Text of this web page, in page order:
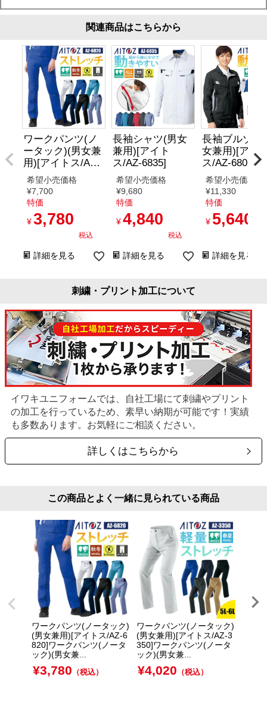
関連商品はこちらから
ワークパンツ(ノ
ータック)(男女兼
用)[アイトス/AZ-
6820]
希望小売価格
¥7,700
特価
¥3,780
税込
詳細を見る
長袖シャツ(男女
兼用)[アイト
ス/AZ-6835]
希望小売価格
¥9,680
特価
¥4,840
税込
詳細を見る
長袖ブルゾン
女兼用)[アイ
ス/AZ-6801]
希望小売価格
¥11,330
特価
¥ 5,640
詳細を見る
刺繍・プリント加工について
イワキユニフォームでは、自社工場にて刺繍やプリント
の加工を行っているため、素早い納期が可能です！実績
も多数あります。お気軽にご相談ください。
詳しくはこちらから
この商品とよく一緒に見られている商品
ワークパンツ(ノータック)
(男女兼用)[アイトス/AZ-6
820]ワークパンツ(ノータ
ック)(男女兼...
¥3,780 （税込）
ワークパンツ(ノータック)
(男女兼用)[アイトス/AZ-3
350]ワークパンツ(ノータ
ック)(男女兼...
¥4,020 （税込）